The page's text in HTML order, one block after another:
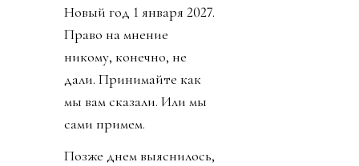
Новый год 1 января 2027.
Право на мнение
никому, конечно, не
дали. Принимайте как
мы вам сказали. Или мы
сами примем.
Позже днем выяснилось,